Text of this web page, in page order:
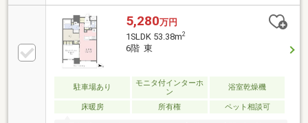
ルコニーに面する間取り・リビングの天井高は約
2.8m・会話が弾む対面式キッチン・WIC・SIC等の収納
を設置・フィットネスルーム等の共用施設有・コンシ
ェルジュサービス有・ペット飼育可能(細則有)▼設
備・床暖房・食洗機／ディスポーザー・1620サイズの
浴室・2ボウルの洗面台・エコジョーズ■ ご希望の住ま
い探しをお手伝いします ━━━━━・・・物件の詳
細・ご相談はお気軽にお問い合わせください。
5,280万円
1SLDK 53.38m2
6階 東
駐車場あり
モニタ付インターホ
ン
浴室乾燥機
床暖房 所有権 ペット相談可